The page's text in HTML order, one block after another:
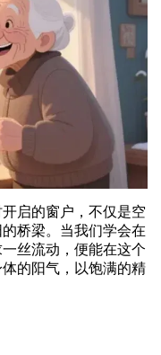
启的窗户，不仅是空
桥梁。当我们学会在
丝流动，便能在这个
的阳气，以饱满的精